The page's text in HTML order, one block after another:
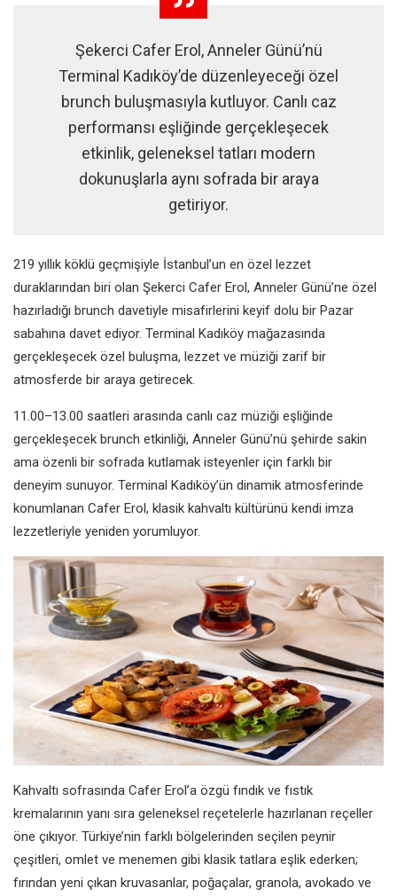
Şekerci Cafer Erol, Anneler Günü’nü
Terminal Kadıköy’de düzenleyeceği özel
brunch buluşmasıyla kutluyor. Canlı caz
performansı eşliğinde gerçekleşecek
etkinlik, geleneksel tatları modern
dokunuşlarla aynı sofrada bir araya
getiriyor.
219 yıllık köklü geçmişiyle İstanbul’un en özel lezzet
duraklarından biri olan Şekerci Cafer Erol, Anneler Günü’ne özel
hazırladığı brunch davetiyle misafirlerini keyif dolu bir Pazar
sabahına davet ediyor. Terminal Kadıköy mağazasında
gerçekleşecek özel buluşma, lezzet ve müziği zarif bir
atmosferde bir araya getirecek.
11.00–13.00 saatleri arasında canlı caz müziği eşliğinde
gerçekleşecek brunch etkinliği, Anneler Günü’nü şehirde sakin
ama özenli bir sofrada kutlamak isteyenler için farklı bir
deneyim sunuyor. Terminal Kadıköy’ün dinamik atmosferinde
konumlanan Cafer Erol, klasik kahvaltı kültürünü kendi imza
lezzetleriyle yeniden yorumluyor.
Kahvaltı sofrasında Cafer Erol’a özgü fındık ve fıstık
kremalarının yanı sıra geleneksel reçetelerle hazırlanan reçeller
öne çıkıyor. Türkiye’nin farklı bölgelerinden seçilen peynir
çeşitleri, omlet ve menemen gibi klasik tatlara eşlik ederken;
fırından yeni çıkan kruvasanlar, poğaçalar, granola, avokado ve